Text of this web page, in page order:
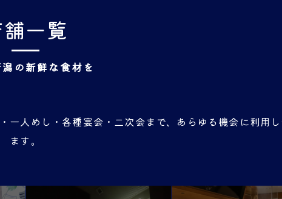
一覧
の新鮮な食材を
人めし・各種宴会・二次会まで、あらゆる機会に利用
ます。